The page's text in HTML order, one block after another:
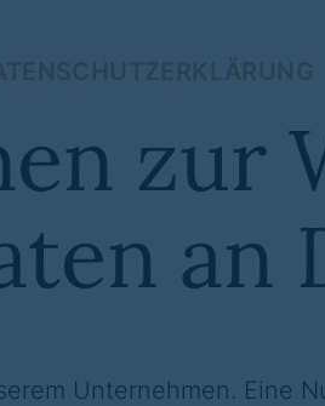
zur
an
Unternehmen. Eine